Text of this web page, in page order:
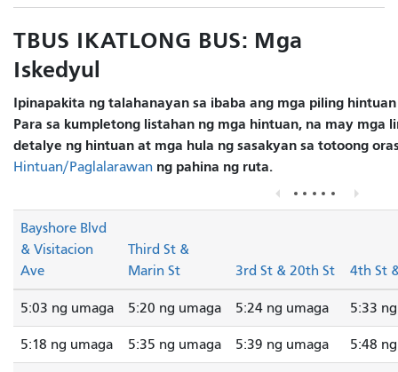
TBUS IKATLONG BUS: Mga
Iskedyul
Ipinapakita ng talahanayan sa ibaba ang mga piling
Para sa kumpletong listahan ng mga hintuan, na may mga
detalye ng hintuan at mga hula ng sasakyan sa totoong
Hintuan/Paglalarawan ng pahina ng ruta.
Bayshore Blvd
& Visitacion
Ave
Third St &
Marin St
3rd St & 20th St 4th St
5:03 ng umaga 5:20 ng umaga 5:24 ng umaga 5:33
5:18 ng umaga 5:35 ng umaga 5:39 ng umaga 5:48